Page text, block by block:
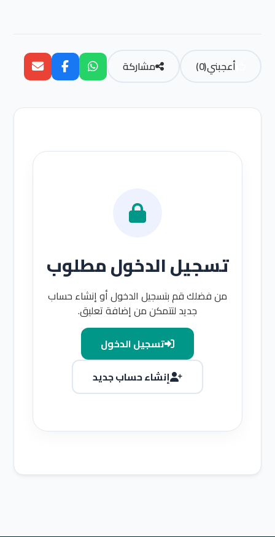
أعجبني(
0
) مشاركة
تسجيل الدخول مطلوب
من فضلك قم بتسجيل الدخول أو إنشاء حساب
جديد لتتمكن من إضافة تعليق.
تسجيل الدخول
إنشاء حساب جديد